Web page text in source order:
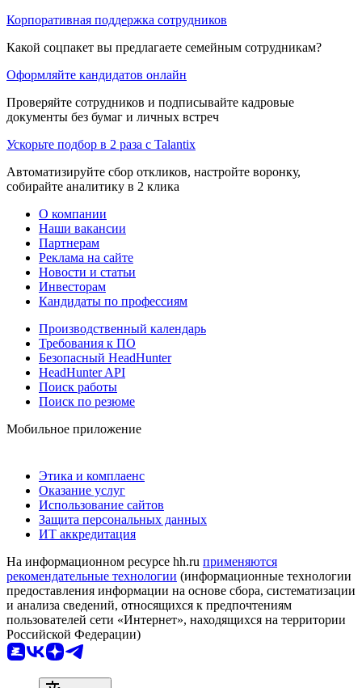
Корпоративная поддержка сотрудников
Какой соцпакет вы предлагаете семейным сотрудникам?
Оформляйте кандидатов онлайн
Проверяйте сотрудников и подписывайте кадровые
документы без бумаг и личных встреч
Ускорьте подбор в 2 раза с Talantix
Автоматизируйте сбор откликов, настройте воронку,
собирайте аналитику в 2 клика
О компании
Наши вакансии
Партнерам
Реклама на сайте
Новости и статьи
Инвесторам
Кандидаты по профессиям
Производственный календарь
Требования к ПО
Безопасный HeadHunter
HeadHunter API
Поиск работы
Поиск по резюме
Мобильное приложение
Этика и комплаенс
Оказание услуг
Использование сайтов
Защита персональных данных
ИТ аккредитация
На информационном ресурсе hh.ru применяются
рекомендательные технологии (информационные технологии
предоставления информации на основе сбора, систематизации
и анализа сведений, относящихся к предпочтениям
пользователей сети «Интернет», находящихся на территории
Российской Федерации)